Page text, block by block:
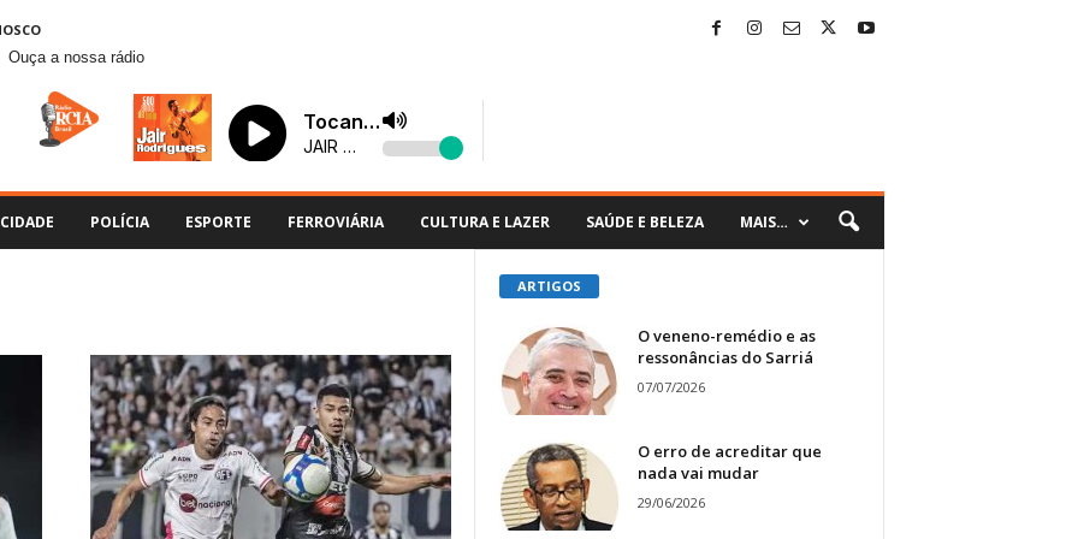
Ouça a nossa rádio
CIDADE POLÍCIA ESPORTE FERROVIÁRIA CULTURA E LAZER SAÚDE E BELEZA MAIS…
ARTIGOS
O veneno-remédio e as
ressonâncias do Sarriá
07/07/2026
O erro de acreditar que
nada vai mudar
29/06/2026